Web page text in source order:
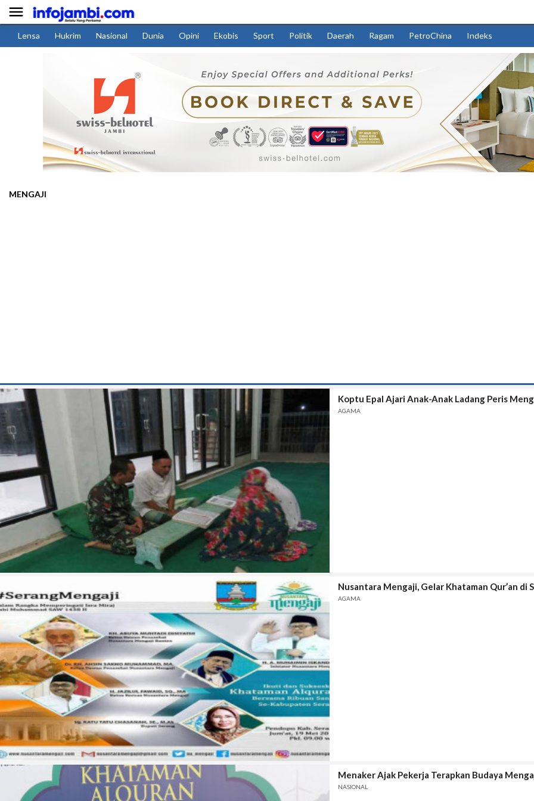

Lensa Hukrim Nasional Dunia Opini Ekobis Sport Politik Daerah Ragam PetroChina Indeks
MENGAJI
Koptu Epal Ajari Anak-Anak Ladang Peris
AGAMA
Nusantara Mengaji, Gelar Khataman Qur’an di
AGAMA
Menaker Ajak Pekerja Terapkan Budaya
NASIONAL